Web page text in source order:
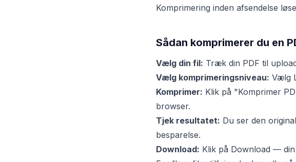
Komprimering inden afsendelse
Sådan komprimerer du en
Vælg din fil: Træk din PDF til
Vælg komprimeringsniveau: Vælg
Komprimer: Klik på "Komprimer
browser.
Tjek resultatet: Du ser den
besparelse.
Download: Klik på Download —